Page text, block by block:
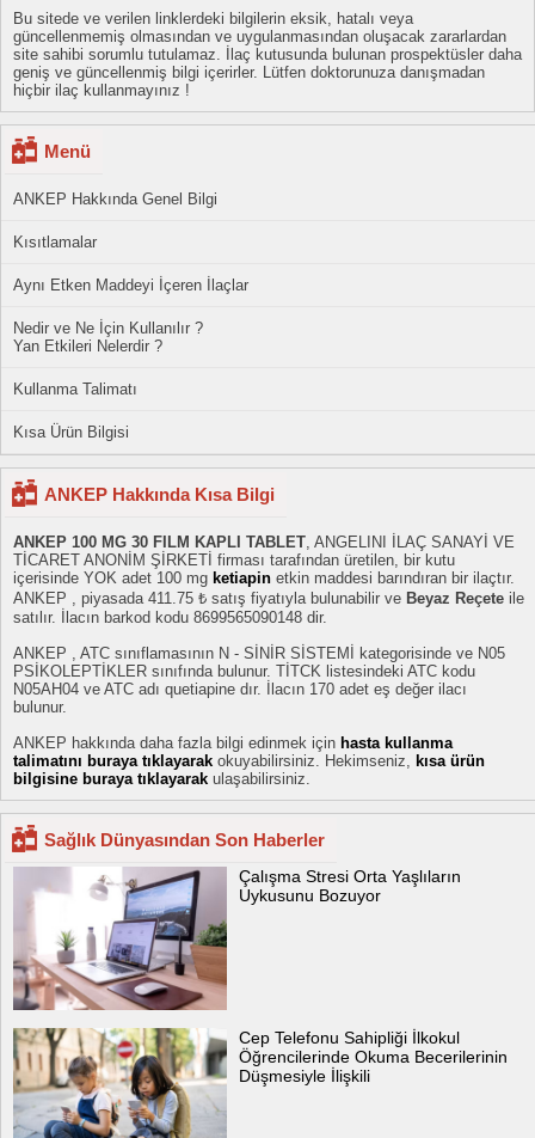
Bu sitede ve verilen linklerdeki bilgilerin eksik, hatalı veya
güncellenmemiş olmasından ve uygulanmasından oluşacak zararlardan
site sahibi sorumlu tutulamaz. İlaç kutusunda bulunan prospektüsler daha
geniş ve güncellenmiş bilgi içerirler. Lütfen doktorunuza danışmadan
hiçbir ilaç kullanmayınız !
Menü
ANKEP Hakkında Genel Bilgi
Kısıtlamalar
Aynı Etken Maddeyi İçeren İlaçlar
Nedir ve Ne İçin Kullanılır ?
Yan Etkileri Nelerdir ?
Kullanma Talimatı
Kısa Ürün Bilgisi
ANKEP Hakkında Kısa Bilgi
ANKEP 100 MG 30 FILM KAPLI TABLET, ANGELINI İLAÇ SANAYİ VE
TİCARET ANONİM ŞİRKETİ firması tarafından üretilen, bir kutu
içerisinde YOK adet 100 mg ketiapin etkin maddesi barındıran bir ilaçtır.
ANKEP , piyasada 411.75 ₺ satış fiyatıyla bulunabilir ve Beyaz Reçete ile
satılır. İlacın barkod kodu 8699565090148 dir.
ANKEP , ATC sınıflamasının N - SİNİR SİSTEMİ kategorisinde ve N05
PSİKOLEPTİKLER sınıfında bulunur. TİTCK listesindeki ATC kodu
N05AH04 ve ATC adı quetiapine dır. İlacın 170 adet eş değer ilacı
bulunur.
ANKEP hakkında daha fazla bilgi edinmek için hasta kullanma
talimatını buraya tıklayarak okuyabilirsiniz. Hekimseniz, kısa ürün
bilgisine buraya tıklayarak ulaşabilirsiniz.
Sağlık Dünyasından Son Haberler
Çalışma Stresi Orta Yaşlıların
Uykusunu Bozuyor
Cep Telefonu Sahipliği İlkokul
Öğrencilerinde Okuma Becerilerinin
Düşmesiyle İlişkili